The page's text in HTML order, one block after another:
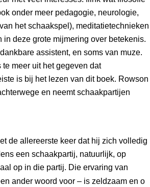
onder meer pedagogie, neurologie,
het schaakspel), meditatietechnieken
deze grote mijmering over betekenis.
assistent, en soms van muze.
meer uit het gegeven dat
is bij het lezen van dit boek. Rowson
en neemt schaakpartijen
de allereerste keer dat hij zich volledig
een schaakpartij, natuurlijk, op
op in die partij. Die ervaring van
ander woord voor – is zeldzaam en o